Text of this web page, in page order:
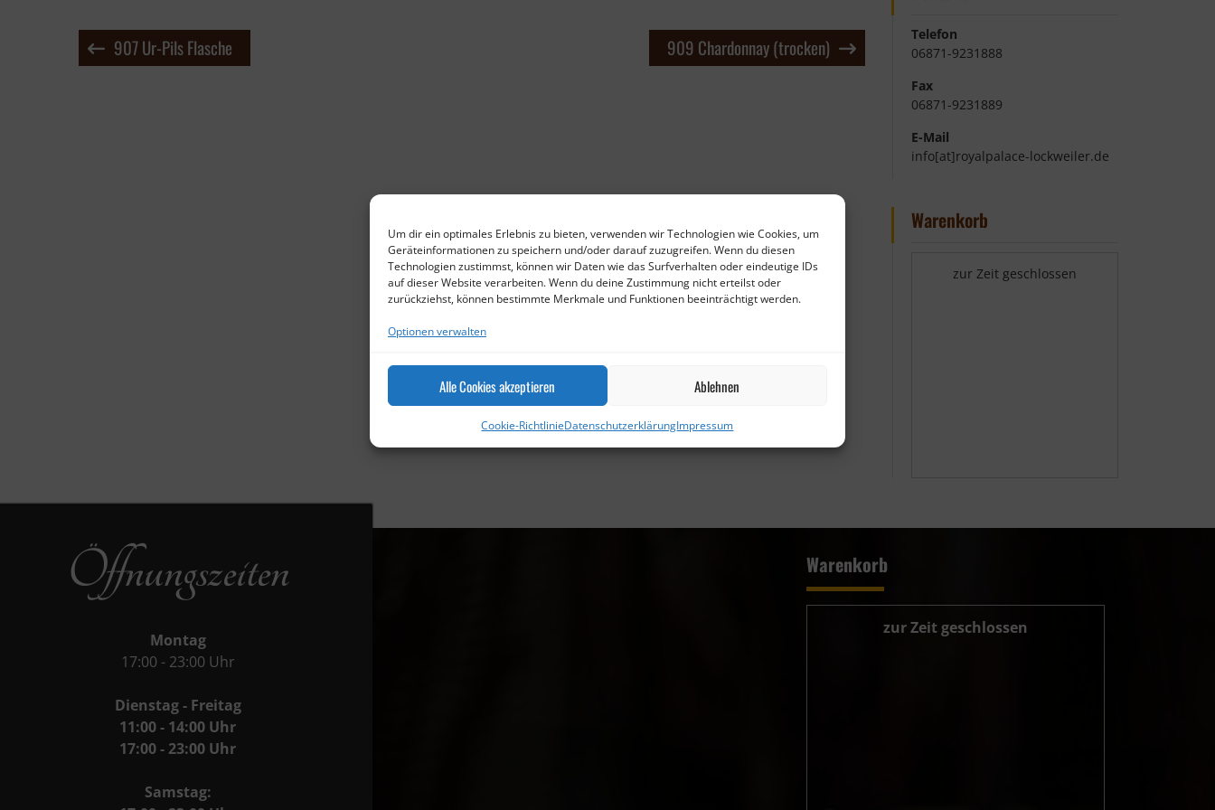
Um dir ein optimales Erlebnis zu bieten, verwenden wir Technologien wie Cookies, um
Geräteinformationen zu speichern und/oder darauf zuzugreifen. Wenn du diesen
Technologien zustimmst, können wir Daten wie das Surfverhalten oder eindeutige IDs
auf dieser Website verarbeiten. Wenn du deine Zustimmung nicht erteilst oder
zurückziehst, können bestimmte Merkmale und Funktionen beeinträchtigt werden.
Optionen verwalten
Alle Cookies akzeptieren Ablehnen
Cookie-RichtlinieDatenschutzerklärungImpressum
Beitragsnavigation
907 Ur-Pils Flasche 909 Chardonnay (trocken)
Telefon
06871-9231888
Fax
06871-9231889
E-Mail
info[at]royalpalace-lockweiler.de
Warenkorb
zur Zeit geschlossen
Öffnungszeiten
Montag
17:00 - 23:00 Uhr
Dienstag - Freitag
11:00 - 14:00 Uhr
17:00 - 23:00 Uhr
Samstag:
Warenkorb
zur Zeit geschlossen